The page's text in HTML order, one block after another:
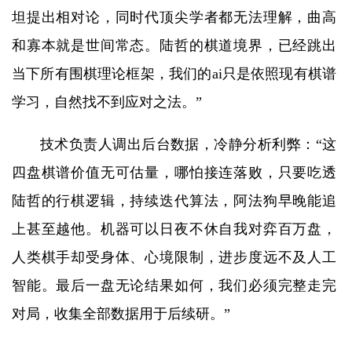
坦提出相对论，同时代顶尖学者都无法理解，曲高
和寡本就是世间常态。陆哲的棋道境界，已经跳出
当下所有围棋理论框架，我们的ai只是依照现有棋谱
学习，自然找不到应对之法。”
技术负责人调出后台数据，冷静分析利弊：“这
四盘棋谱价值无可估量，哪怕接连落败，只要吃透
陆哲的行棋逻辑，持续迭代算法，阿法狗早晚能追
上甚至越他。机器可以日夜不休自我对弈百万盘，
人类棋手却受身体、心境限制，进步度远不及人工
智能。最后一盘无论结果如何，我们必须完整走完
对局，收集全部数据用于后续研。”